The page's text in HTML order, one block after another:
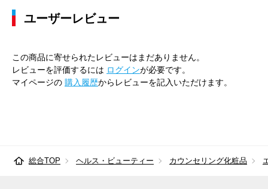
ユーザーレビュー
この商品に寄せられたレビューはまだありません。
レビューを評価するには ログインが必要です。
マイページの 購入履歴からレビューを記入いただけます。
総合TOP ヘルス・ビューティー カウンセリング化粧品